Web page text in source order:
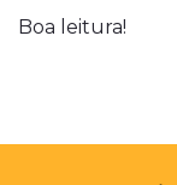
Boa leitura!